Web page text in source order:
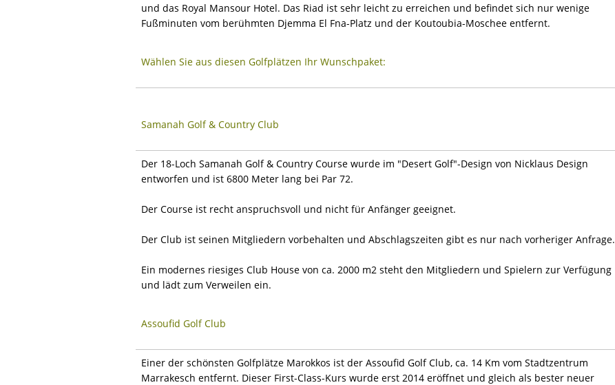
und das Royal Mansour Hotel. Das Riad ist sehr leicht zu erreichen und befindet sich nur wenige
Fußminuten vom berühmten Djemma El Fna-Platz und der Koutoubia-Moschee entfernt.
Wählen Sie aus diesen Golfplätzen Ihr Wunschpaket:
Samanah Golf & Country Club
Der 18-Loch Samanah Golf & Country Course wurde im "Desert Golf"-Design von Nicklaus Design
entworfen und ist 6800 Meter lang bei Par 72.
Der Course ist recht anspruchsvoll und nicht für Anfänger geeignet.
Der Club ist seinen Mitgliedern vorbehalten und Abschlagszeiten gibt es nur nach vorheriger Anfrage.
Ein modernes riesiges Club House von ca. 2000 m2 steht den Mitgliedern und Spielern zur Verfügung
und lädt zum Verweilen ein.
Assoufid Golf Club
Einer der schönsten Golfplätze Marokkos ist der Assoufid Golf Club, ca. 14 Km vom Stadtzentrum
Marrakesch entfernt. Dieser First-Class-Kurs wurde erst 2014 eröffnet und gleich als bester neuer